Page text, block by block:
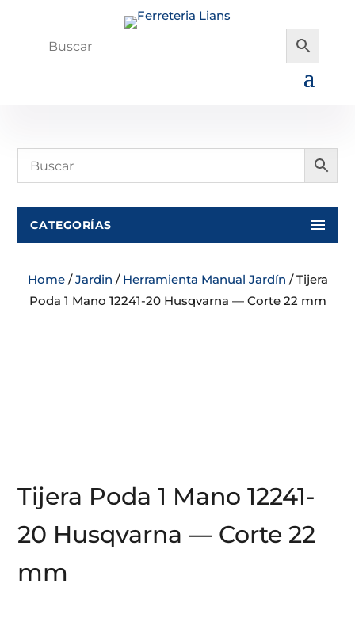
CATEGORÍAS
Home/Jardin / Herramienta Manual Jardín / Tijera
Poda 1 Mano 12241-20 Husqvarna — Corte 22 mm
Tijera Poda 1 Mano 12241-
20 Husqvarna — Corte 22
mm